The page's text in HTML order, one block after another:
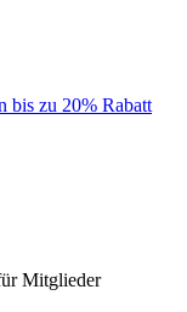
bis zu 20% Rabatt
Mitglieder